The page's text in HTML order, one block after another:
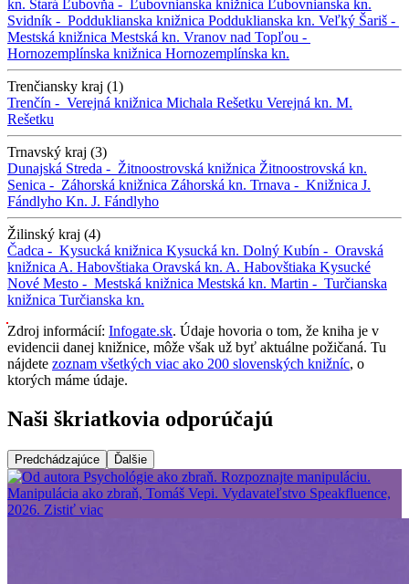
kn. Stará Ľubovňa - Ľubovnianska knižnica
Ľubovnianska kn.
Svidník - Podduklianska knižnica Podduklianska kn. Veľký Šariš -
Mestská knižnica Mestská kn. Vranov nad Topľou -
Hornozemplínska knižnica Hornozemplínska kn.
Trenčiansky kraj (1)
Trenčín - Verejná knižnica Michala Rešetku Verejná kn. M.
Rešetku
Trnavský kraj (3)
Dunajská Streda - Žitnoostrovská knižnica Žitnoostrovská kn.
Senica - Záhorská knižnica Záhorská kn. Trnava - Knižnica J.
Fándlyho Kn. J. Fándlyho
Žilinský kraj (4)
Čadca - Kysucká knižnica Kysucká kn. Dolný Kubín - Oravská
knižnica A. Habovštiaka Oravská kn. A. Habovštiaka Kysucké
Nové Mesto - Mestská knižnica Mestská kn. Martin - Turčianska
knižnica Turčianska kn.
Zdroj informácií: Infogate.sk. Údaje hovoria o tom, že kniha je v
evidencii danej knižnice, môže však už byť aktuálne požičaná. Tu
nájdete zoznam všetkých viac ako 200 slovenských knižníc, o
ktorých máme údaje.
Naši škriatkovia odporúčajú
Predchádzajúce Ďalšie